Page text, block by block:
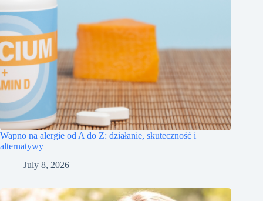
Wapno na alergie od A do Z: działanie, skuteczność i
alternatywy
July 8, 2026